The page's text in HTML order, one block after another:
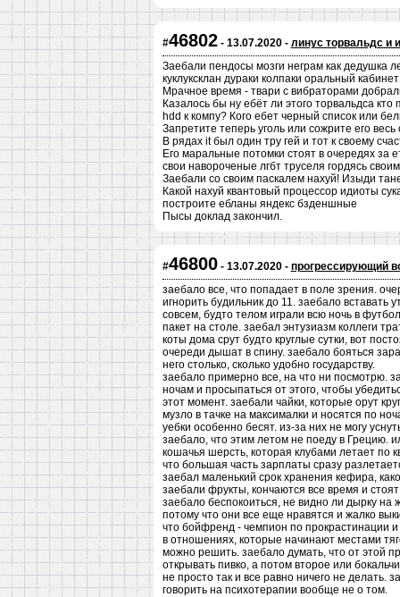
#46802- 13.07.2020 - линус торвальдс и
Заебали пендосы мозги неграм как дедушка
куклуксклан дураки колпаки оральный
Мрачное время - твари с вибраторами
Казалось бы ну ебёт ли этого торвальдса
hdd к компу? Кого ебет черный список или
Запретите теперь уголь или сожрите его весь
В рядах it был один тру гей и тот к своему
Его маральные потомки стоят в очередях за
свои навороченые лгбт труселя гордясь
Заебали со своим паскалем нахуй! Изыди
Какой нахуй квантовый процессор идиоты
построите ебланы яндекс бзденшные
Пысы доклад закончил.
#46800- 13.07.2020 - прогрессирующий
заебало все, что попадает в поле зрения.
игнорить будильник до 11. заебало
совсем, будто телом играли всю ночь в
пакет на столе. заебал энтузиазм коллеги
коты дома срут будто круглые сутки, вот
очереди дышат в спину. заебало бояться
него столько, сколько удобно государству.
заебало примерно все, на что ни посмотрю.
ночам и просыпаться от этого, чтобы
этот момент. заебали чайки, которые орут
музло в тачке на максималки и носятся по
уебки особенно бесят. из-за них не могу
заебало, что этим летом не поеду в Грецию.
кошачья шерсть, которая клубами летает по
что большая часть зарплаты сразу
заебал маленький срок хранения кефира,
заебали фрукты, кончаются все время и
заебало беспокоиться, не видно ли дырку
потому что они все еще нравятся и жалко
что бойфренд - чемпион по прокрастинации
в отношениях, которые начинают местами
можно решить. заебало думать, что от этой
открывать пивко, а потом второе или
не просто так и все равно ничего не делать.
говорить на психотерапии вообще не о том.